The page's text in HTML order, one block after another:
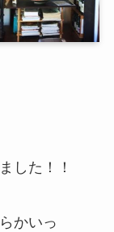
した！！
かいっ